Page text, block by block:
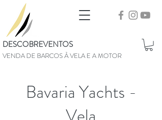
DESCOBREVENTOS
VENDA DE BARCOS À VELA E A MOTOR
Bavaria Yachts -